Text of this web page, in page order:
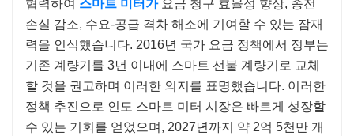
협력하여 스마트 미터가요금 청구 효율성 향상, 송전
손실 감소, 수요-공급 격차 해소에 기여할 수 있는 잠재
력을 인식했습니다. 2016년 국가 요금 정책에서 정부는
기존 계량기를 3년 이내에 스마트 선불 계량기로 교체
할 것을 권고하며 이러한 의지를 표명했습니다. 이러한
정책 추진으로 인도 스마트 미터 시장은 빠르게 성장할
수 있는 기회를 얻었으며, 2027년까지 약 2억 5천만 개